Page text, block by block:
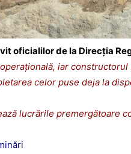
oficialilor de la Direcția
iar
celor puse deja la
lucrările premergătoare